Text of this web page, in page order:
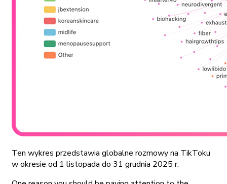
Ten wykres przedstawia globalne rozmowy na TikToku
w okresie od 1 listopada do 31 grudnia 2025 r.